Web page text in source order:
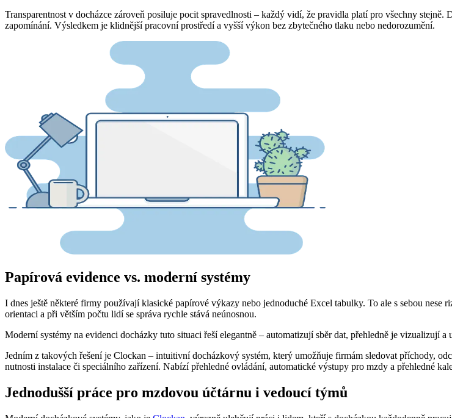
Transparentnost v docházce zároveň posiluje pocit spravedlnosti – každý vidí, že pravidla platí pro všechny
zapomínání. Výsledkem je klidnější pracovní prostředí a vyšší výkon bez zbytečného tlaku nebo nedorozumění.
Papírová evidence vs. moderní systémy
I dnes ještě některé firmy používají klasické papírové výkazy nebo jednoduché Excel tabulky. To ale s sebou
orientaci a při větším počtu lidí se správa rychle stává neúnosnou.
Moderní systémy na evidenci docházky tuto situaci řeší elegantně – automatizují sběr dat, přehledně je vizualizují
Jedním z takových řešení je Clockan – intuitivní docházkový systém, který umožňuje firmám sledovat příchody,
nutnosti instalace či speciálního zařízení. Nabízí přehledné ovládání, automatické výstupy pro mzdy a přehledné
Jednodušší práce pro mzdovou účtárnu i vedoucí týmů